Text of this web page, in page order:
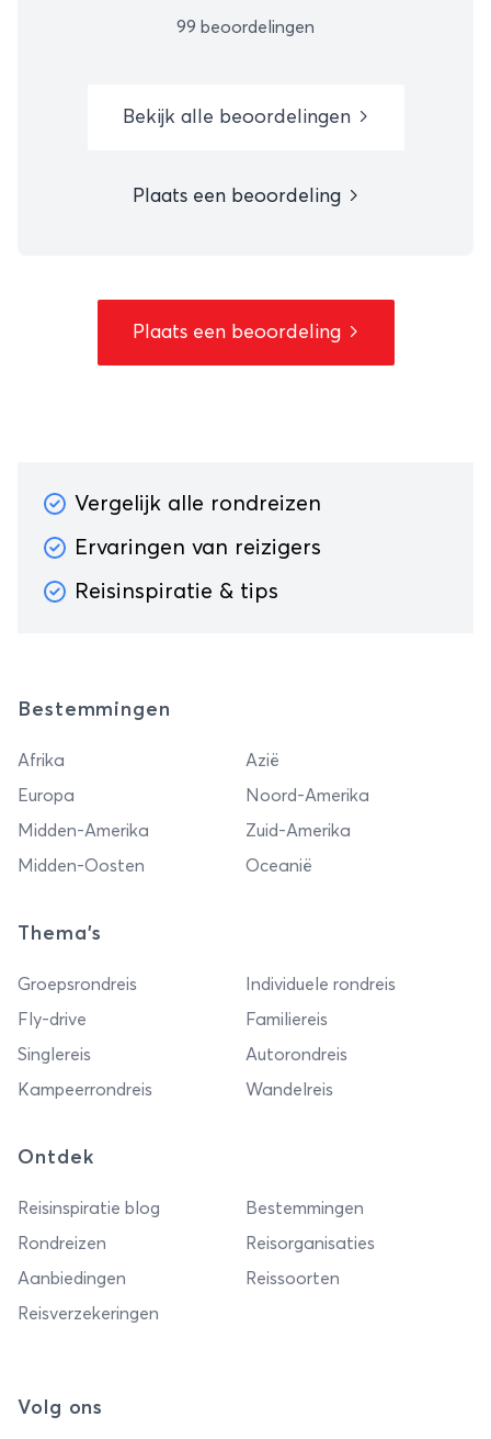
99 beoordelingen
Bekijk alle beoordelingen
Plaats een beoordeling
Plaats een beoordeling
Vergelijk alle rondreizen
Ervaringen van reizigers
Reisinspiratie & tips
Bestemmingen
Afrika
Azië
Europa
Noord-Amerika
Midden-Amerika
Zuid-Amerika
Midden-Oosten
Oceanië
Thema's
Groepsrondreis
Individuele rondreis
Fly-drive
Familiereis
Singlereis
Autorondreis
Kampeerrondreis
Wandelreis
Ontdek
Reisinspiratie blog
Bestemmingen
Rondreizen
Reisorganisaties
Aanbiedingen
Reissoorten
Reisverzekeringen
Volg ons